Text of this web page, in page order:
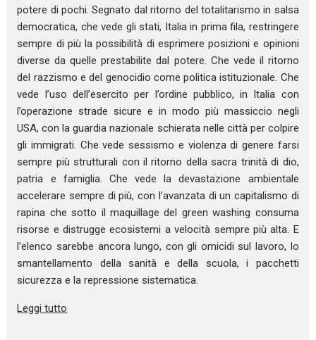
potere di pochi. Segnato dal ritorno del totalitarismo in salsa
democratica, che vede gli stati, Italia in prima fila, restringere
sempre di più la possibilità di esprimere posizioni e opinioni
diverse da quelle prestabilite dal potere. Che vede il ritorno
del razzismo e del genocidio come politica istituzionale. Che
vede l’uso dell’esercito per l’ordine pubblico, in Italia con
l’operazione strade sicure e in modo più massiccio negli
USA, con la guardia nazionale schierata nelle città per colpire
gli immigrati. Che vede sessismo e violenza di genere farsi
sempre più strutturali con il ritorno della sacra trinità di dio,
patria e famiglia. Che vede la devastazione ambientale
accelerare sempre di più, con l’avanzata di un capitalismo di
rapina che sotto il maquillage del green washing consuma
risorse e distrugge ecosistemi a velocità sempre più alta. E
l’elenco sarebbe ancora lungo, con gli omicidi sul lavoro, lo
smantellamento della sanità e della scuola, i pacchetti
sicurezza e la repressione sistematica.
Leggi tutto